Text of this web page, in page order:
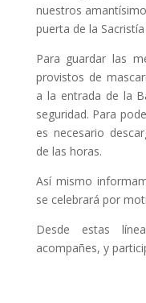
nuestros
puerta de la
Para guardar las
provistos de
a la entrada de la
seguridad. Para
es necesario
de las horas.
Así mismo
se celebrará por
Desde estas
acompañes, y